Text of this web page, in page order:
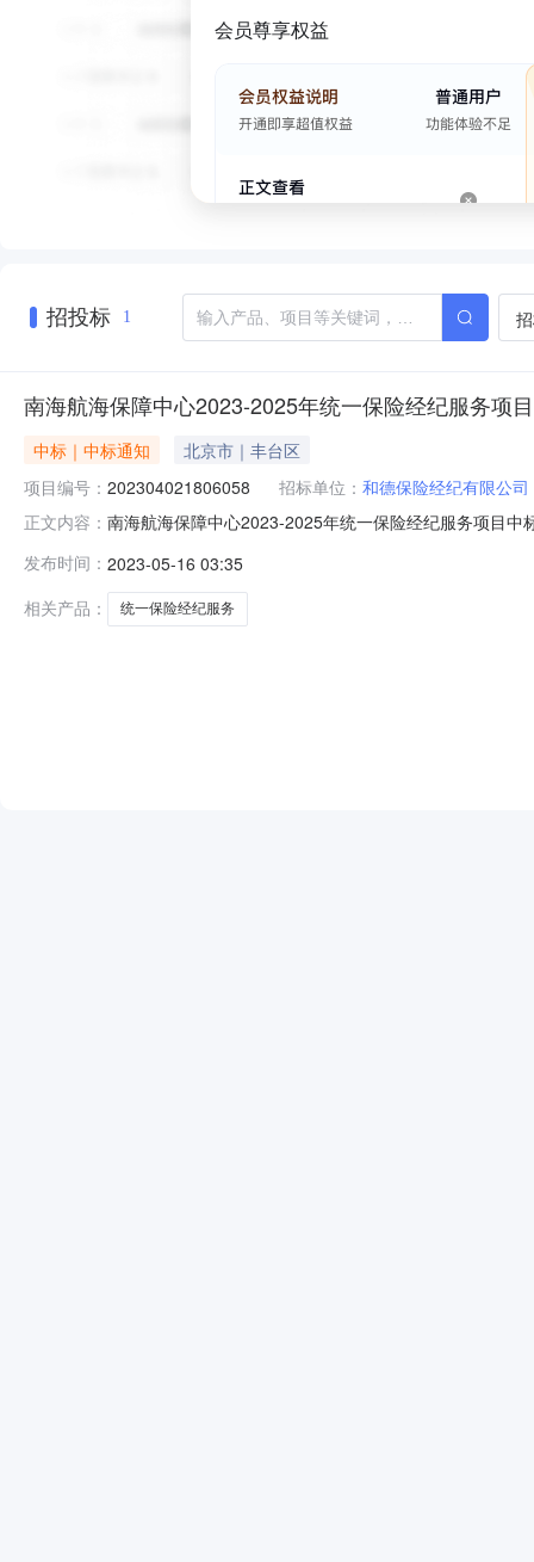
会员尊享权益
招投标 1
南海航海保障中心2023-2025年统一保险经纪服务项
中标｜中标通知
北京市｜丰台区
项目编号： 202304021806058 招标单位： 和德保险经纪有限公司
正文内容： 南海航海保障中心2023-2025年统一保险经纪服务项目
交）信息供应商名称：世纪保险经纪股份有限公司供应
发布时间： 2023-05-16 03:35
相关产品：
统一保险经纪服务